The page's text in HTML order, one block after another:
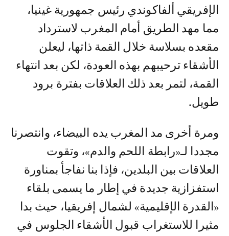
الإفريقي ألفاكوندي رئيس جمهورية غينيا،
مما مهد الطريق أمام المغرب لاسترداد
مقعده بسلاسة خلال القمة ذاتها، ليعلن
الأشقاء ترحيبهم بهذه العودة، لكن بعد انتهاء
القمة، لتمر بعد ذلك العلاقات بفترة برود
طويل.
ومرة أخرى مد المغرب يده البيضاء، وانتصرنا
مجددا لـ«رابطة اللحم والدم»، وتقوت
العلاقات بين البلدين، فإذا بنا نفاجأ بمناورة
استفزازية جديدة في إطار ما يسمى بلقاء
«القدرة الإقليمية» لشمال إفريقيا، حيث بدا
مثيرا للاستغراب قبول الأشقاء الجلوس في